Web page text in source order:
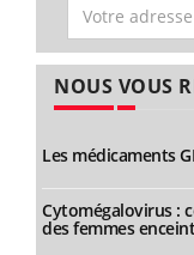
NOUS VOUS
Les médicaments
Cytomégalovirus :
des femmes